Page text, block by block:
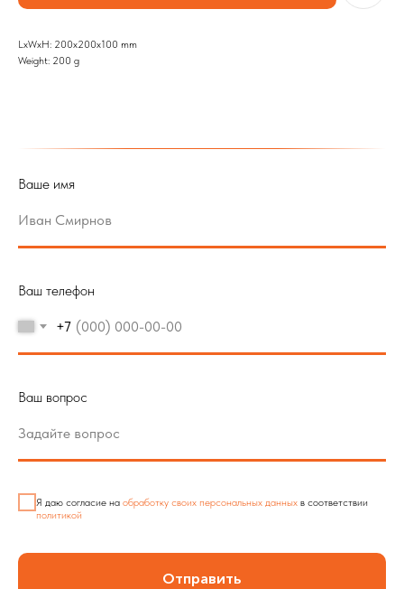
LxWxH: 200x200x100 mm
Weight: 200 g
Ваше имя
Ваш телефон
+7
Ваш вопрос
Я даю согласие на обработку своих персональных данных в соответствии
политикой
Отправить